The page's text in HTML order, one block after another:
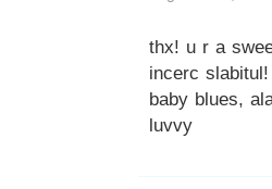
thx! u r a
incerc
baby blues,
luvvy